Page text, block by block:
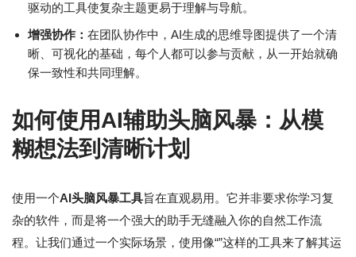
驱动的工具使复杂主题更易于理解与导航。
增强协作： 在团队协作中，AI生成的思维导图提供了一个清
晰、可视化的基础，每个人都可以参与贡献，从一开始就确
保一致性和共同理解。
如何使用AI辅助头脑风暴：从模
糊想法到清晰计划
使用一个AI头脑风暴工具旨在直观易用。它并非要求你学习复
杂的软件，而是将一个强大的助手无缝融入你的自然工作流
程。让我们通过一个实际场景，使用像“”这样的工具来了解其运